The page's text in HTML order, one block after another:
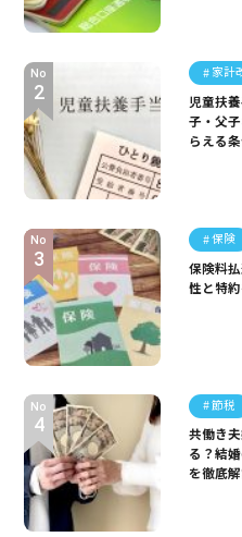
No 家計
児童扶
子・父
らえる
No 保険
保険料
性と特
No 節税
共働き
る？結
を徹底解